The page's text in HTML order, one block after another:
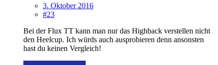
3. Oktober 2016
#23
Bei der Flux TT kann man nur das Highback verstellen nicht
den Heelcup. Ich würds auch ausprobieren denn ansonsten
hast du keinen Vergleich!